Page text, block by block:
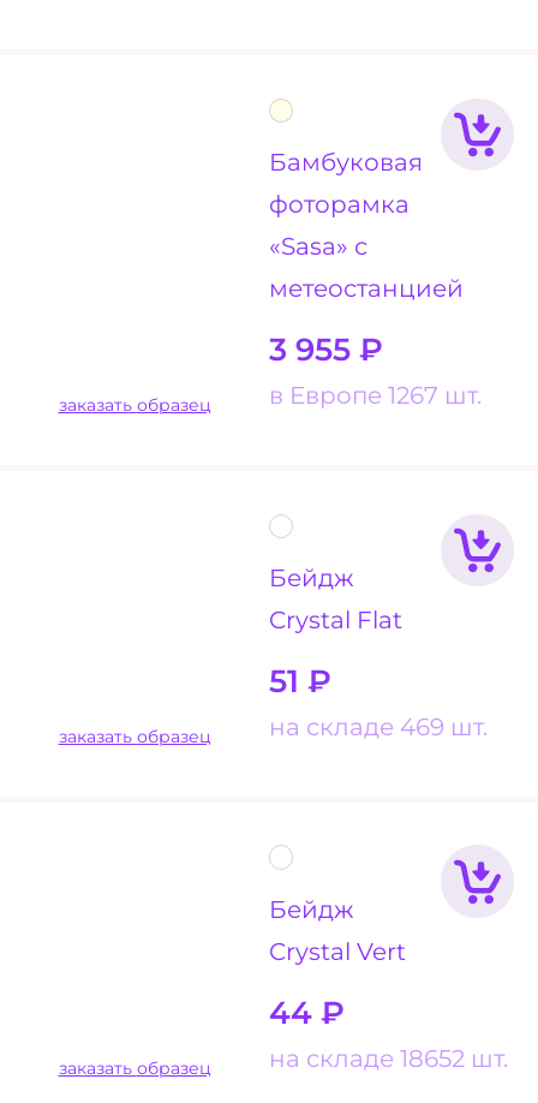
Бамбуковая
фоторамка
«Sasa» с
метеостанцией
3 955 ₽
в Европе 1267 шт.
заказать образец
Бейдж
Crystal Flat
51 ₽
на складе 469 шт.
заказать образец
Бейдж
Crystal Vert
44 ₽
на складе 18652 шт.
заказать образец